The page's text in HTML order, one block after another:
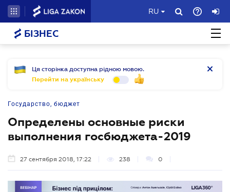
RU
БІЗНЕС
Ця сторінка доступна рідною мовою.
Перейти на українську
Государство, бюджет
Определены основные риски
выполнения госбюджета-2019
27 сентября 2018, 17:22 238 0